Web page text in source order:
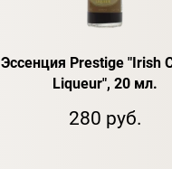
Эссенция Prestige "Irish
Liqueur", 20 мл.
280 руб.